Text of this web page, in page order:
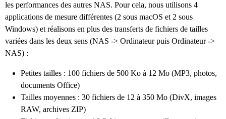
les performances des autres NAS. Pour cela, nous utilisons 4
applications de mesure différentes (2 sous macOS et 2 sous
Windows) et réalisons en plus des transferts de fichiers de tailles
variées dans les deux sens (NAS -> Ordinateur puis Ordinateur ->
NAS) :
Petites tailles : 100 fichiers de 500 Ko à 12 Mo (MP3, photos,
documents Office)
Tailles moyennes : 30 fichiers de 12 à 350 Mo (DivX, images
RAW, archives ZIP)